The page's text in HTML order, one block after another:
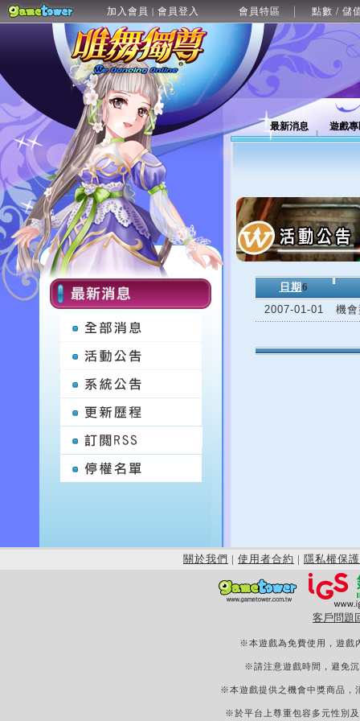
加入會員 | 會員登入 會員特區 點數 / 儲
最新消息 遊戲
日期 6
2007-01-01
機
關於我們 | 使用者合約 | 隱私權保護
客戶問題
※本遊戲為免費使用，遊戲
※請注意遊戲時間，避免
※本遊戲提供之機會中獎商品，
※於平台上尊重包容多元性別